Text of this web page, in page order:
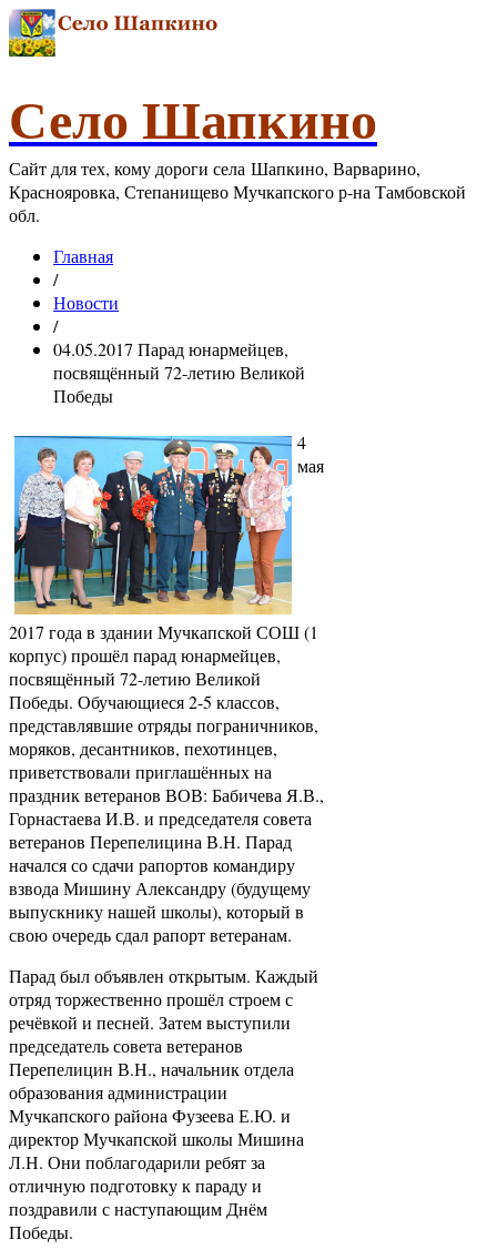
Село Шапкино
Сайт для тех, кому дороги села Шапкино, Варварино,
Краснояровка, Степанищево Мучкапского р-на Тамбовской
обл.
Главная
/
Новости
/
04.05.2017 Парад юнармейцев,
посвящённый 72-летию Великой
Победы
4
мая
2017 года в здании Мучкапской СОШ (1
корпус) прошёл парад юнармейцев,
посвящённый 72-летию Великой
Победы. Обучающиеся 2-5 классов,
представлявшие отряды пограничников,
моряков, десантников, пехотинцев,
приветствовали приглашённых на
праздник ветеранов ВОВ: Бабичева Я.В.,
Горнастаева И.В. и председателя совета
ветеранов Перепелицина В.Н. Парад
начался со сдачи рапортов командиру
взвода Мишину Александру (будущему
выпускнику нашей школы), который в
свою очередь сдал рапорт ветеранам.
Парад был объявлен открытым. Каждый
отряд торжественно прошёл строем с
речёвкой и песней. Затем выступили
председатель совета ветеранов
Перепелицин В.Н., начальник отдела
образования администрации
Мучкапского района Фузеева Е.Ю. и
директор Мучкапской школы Мишина
Л.Н. Они поблагодарили ребят за
отличную подготовку к параду и
поздравили с наступающим Днём
Победы.